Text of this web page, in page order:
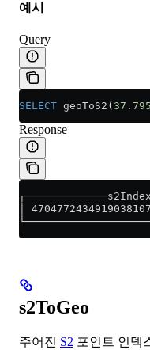
예시
Query
SELECT geoToS2( 37 .
Response
│
s2ToGeo
주어진 S2 포인트 인덱